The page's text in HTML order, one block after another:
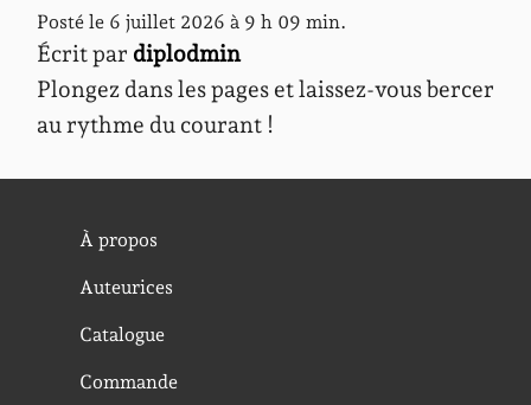
Posté le 6 juillet 2026 à 9 h 09 min.
Écrit par diplodmin
Plongez dans les pages et laissez-vous bercer
au rythme du courant !
À propos
Auteurices
Catalogue
Commande